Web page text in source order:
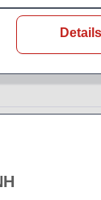
Details